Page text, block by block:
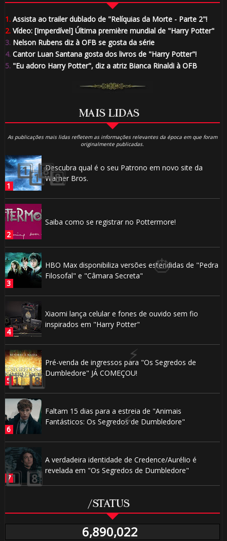
1.Assista ao trailer dublado de "Relíquias da Morte - Parte 2"!
2.Vídeo: [Imperdível] Última première mundial de "Harry Potter"
3.Nelson Rubens diz à OFB se gosta da série
4.Cantor Luan Santana gosta dos livros de "Harry Potter"!
5."Eu adoro Harry Potter", diz a atriz Bianca Rinaldi à OFB
MAIS LIDAS
As publicações mais lidas refletem as informações relevantes da época em que foram
originalmente publicadas.
Descubra qual é o seu Patrono em novo site da
Warner Bros.
Saiba como se registrar no Pottermore!
HBO Max disponibiliza versões estendidas de "Pedra
Filosofal" e "Câmara Secreta"
Xiaomi lança celular e fones de ouvido sem fio
inspirados em "Harry Potter"
Pré-venda de ingressos para "Os Segredos de
Dumbledore" JÁ COMEÇOU!
Faltam 15 dias para a estreia de "Animais
Fantásticos: Os Segredos de Dumbledore"
A verdadeira identidade de Credence/Aurélio é
revelada em "Os Segredos de Dumbledore"
/STATUS
6,890,022
1️⃣ 8️⃣
🎈
🎂
1️⃣ 8️⃣